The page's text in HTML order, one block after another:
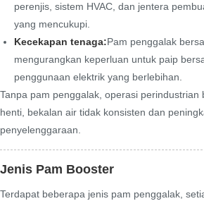
perenjis, sistem HVAC, dan jentera
yang mencukupi.
Kecekapan tenaga:Pam penggalak
mengurangkan keperluan untuk paip
penggunaan elektrik yang berlebihan.
Tanpa pam penggalak, operasi perindustrian
henti, bekalan air tidak konsisten dan
penyelenggaraan.
Jenis Pam Booster
Terdapat beberapa jenis pam penggalak,